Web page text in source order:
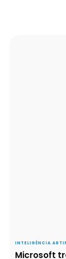
INTELIGÊNCIA
Microsoft